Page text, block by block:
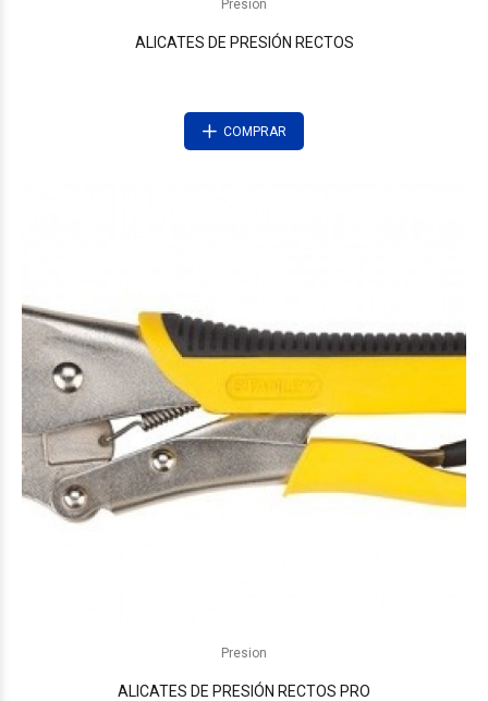
Presion
ALICATES DE PRESIÓN RECTOS
COMPRAR
Presion
ALICATES DE PRESIÓN RECTOS PRO